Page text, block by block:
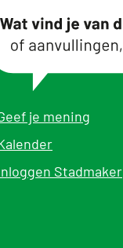
je mening
Stadmaker